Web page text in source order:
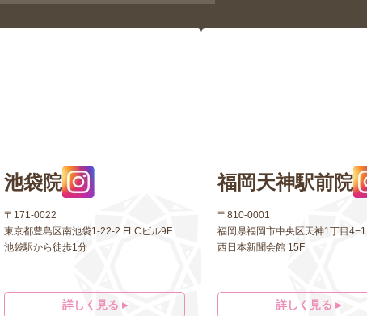
池袋院
〒171-0022
東京都豊島区南池袋1-22-2 FLCビル9F
池袋駅から徒歩1分
詳しく見る ▸
福岡天神駅前院
〒810-0001
福岡県福岡市中央区天神1丁目4−1
西日本新聞会館 15F
詳しく見る ▸